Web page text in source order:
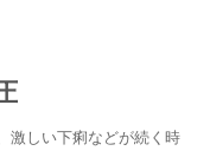
激しい下痢などが続く時